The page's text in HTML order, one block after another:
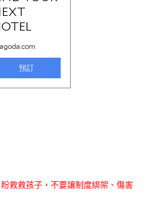
救救孩子，不要讓制度綁架、傷害